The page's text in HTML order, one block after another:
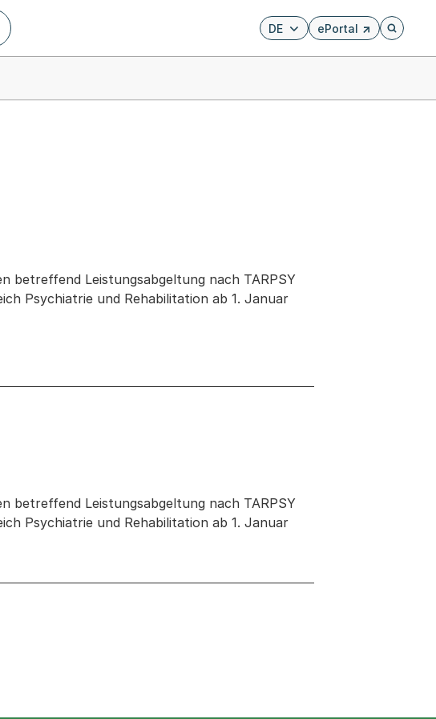
DE ePortal
Externer Link, wird in
Öffnet
betreffend Leistungsabgeltung nach TARPSY
Psychiatrie und Rehabilitation ab 1. Januar
betreffend Leistungsabgeltung nach TARPSY
Psychiatrie und Rehabilitation ab 1. Januar